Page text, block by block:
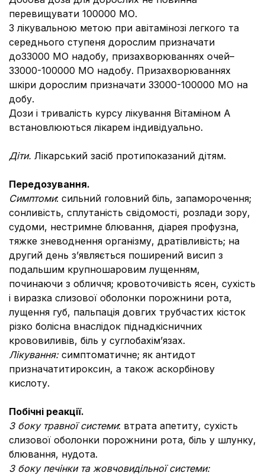
перевищувати 100000 МО.
З лікувальною метою при авітамінозі легкого та
середнього ступеня дорослим призначати
до33000 МО надобу, призахворюваннях очей–
33000-100000 МО надобу. Призахворюваннях
шкіри дорослим призначати 33000-100000 МО на
добу.
Дози і тривалість курсу лікування Вітаміном А
встановлюються лікарем індивідуально.
Діти. Лікарський засіб протипоказаний дітям.
Передозування.
Симптоми: сильний головний біль, запаморочення;
сонливість, сплутаність свідомості, розлади зору,
судоми, нестримне блювання, діарея профузна,
тяжке зневоднення організму, дратівливість; на
другий день з’являється поширений висип з
подальшим крупношаровим лущенням,
починаючи з обличчя; кровоточивість ясен, сухість
і виразка слизової оболонки порожнини рота,
лущення губ, пальпацiя довгих трубчастих кісток
різко болісна внаслідок піднадкісничних
крововиливів, бiль у суглобахiм’язах.
Лікування: симптоматичне; як антидот
призначатитироксин, а також аскорбінову
кислоту.
Побічні реакції.
З боку травної системи: втрата апетиту, сухість
слизової оболонки порожнини рота, біль у шлунку,
блювання, нудота.
З боку печінки та жовчовидільної системи: